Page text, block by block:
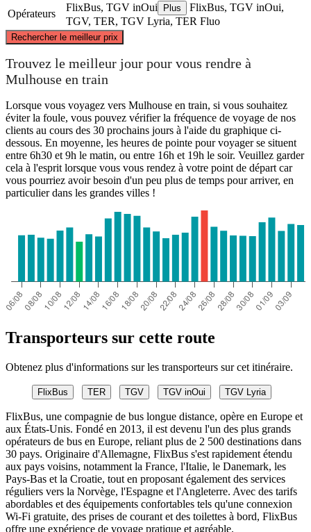
Opérateurs
FlixBus, TGV inOui Plus
FlixBus, TGV inOui,
TGV, TER, TGV Lyria, TER Fluo
Rechercher le meilleur prix
©CARTO, ©OpenStreetMap
Trouvez le meilleur jour pour vous rendre à
Mulhouse en train
Lorsque vous voyagez vers Mulhouse en train, si vous souhaitez
éviter la foule, vous pouvez vérifier la fréquence de voyage de nos
clients au cours des 30 prochains jours à l'aide du graphique ci-
dessous. En moyenne, les heures de pointe pour voyager se situent
entre 6h30 et 9h le matin, ou entre 16h et 19h le soir. Veuillez garder
cela à l'esprit lorsque vous vous rendez à votre point de départ car
vous pourriez avoir besoin d'un peu plus de temps pour arriver, en
particulier dans les grandes villes !
Transporteurs sur cette route
Obtenez plus d'informations sur les transporteurs sur cet itinéraire.
FlixBus TER TGV TGV inOui TGV Lyria
FlixBus, une compagnie de bus longue distance, opère en Europe et
aux États-Unis. Fondé en 2013, il est devenu l'un des plus grands
opérateurs de bus en Europe, reliant plus de 2 500 destinations dans
30 pays. Originaire d'Allemagne, FlixBus s'est rapidement étendu
aux pays voisins, notamment la France, l'Italie, le Danemark, les
Pays-Bas et la Croatie, tout en proposant également des services
réguliers vers la Norvège, l'Espagne et l'Angleterre. Avec des tarifs
abordables et des équipements confortables tels qu'une connexion
Wi-Fi gratuite, des prises de courant et des toilettes à bord, FlixBus
offre une expérience de voyage pratique et agréable.